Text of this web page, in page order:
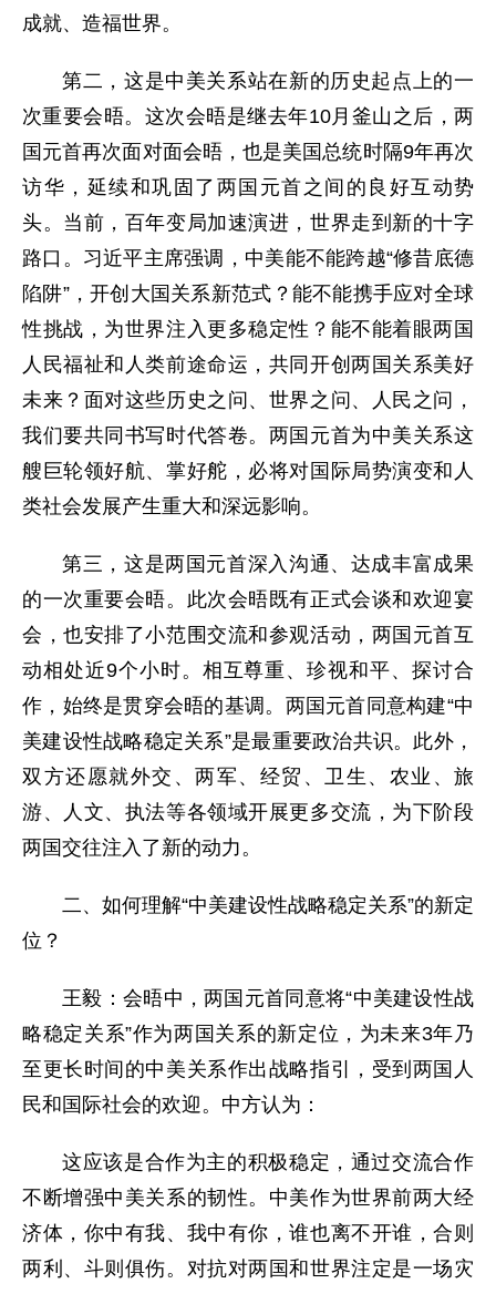
成就、造福世界。
第二，这是中美关系站在新的历史起点上的一
次重要会晤。这次会晤是继去年10月釜山之后，两
国元首再次面对面会晤，也是美国总统时隔9年再次
访华，延续和巩固了两国元首之间的良好互动势
头。当前，百年变局加速演进，世界走到新的十字
路口。习近平主席强调，中美能不能跨越“修昔底德
陷阱”，开创大国关系新范式？能不能携手应对全球
性挑战，为世界注入更多稳定性？能不能着眼两国
人民福祉和人类前途命运，共同开创两国关系美好
未来？面对这些历史之问、世界之问、人民之问，
我们要共同书写时代答卷。两国元首为中美关系这
艘巨轮领好航、掌好舵，必将对国际局势演变和人
类社会发展产生重大和深远影响。
第三，这是两国元首深入沟通、达成丰富成果
的一次重要会晤。此次会晤既有正式会谈和欢迎宴
会，也安排了小范围交流和参观活动，两国元首互
动相处近9个小时。相互尊重、珍视和平、探讨合
作，始终是贯穿会晤的基调。两国元首同意构建“中
美建设性战略稳定关系”是最重要政治共识。此外，
双方还愿就外交、两军、经贸、卫生、农业、旅
游、人文、执法等各领域开展更多交流，为下阶段
两国交往注入了新的动力。
二、如何理解“中美建设性战略稳定关系”的新定
位？
王毅：会晤中，两国元首同意将“中美建设性战
略稳定关系”作为两国关系的新定位，为未来3年乃
至更长时间的中美关系作出战略指引，受到两国人
民和国际社会的欢迎。中方认为：
这应该是合作为主的积极稳定，通过交流合作
不断增强中美关系的韧性。中美作为世界前两大经
济体，你中有我、我中有你，谁也离不开谁，合则
两利、斗则俱伤。对抗对两国和世界注定是一场灾